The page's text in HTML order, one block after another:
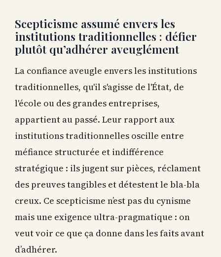
Scepticisme assumé envers les
institutions traditionnelles : défier
plutôt qu’adhérer aveuglément
La confiance aveugle envers les institutions
traditionnelles, qu'il s'agisse de l'État, de
l'école ou des grandes entreprises,
appartient au passé. Leur rapport aux
institutions traditionnelles oscille entre
méfiance structurée et indifférence
stratégique : ils jugent sur pièces, réclament
des preuves tangibles et détestent le bla-bla
creux. Ce scepticisme n’est pas du cynisme
mais une exigence ultra-pragmatique : on
veut voir ce que ça donne dans les faits avant
d’adhérer.